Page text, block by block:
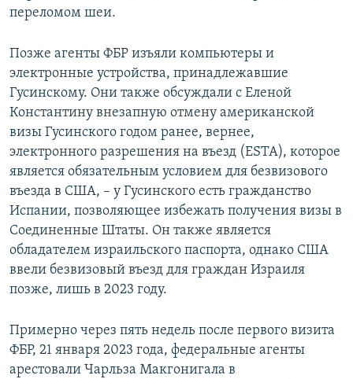
переломом шеи.
Позже агенты ФБР изъяли компьютеры и
электронные устройства, принадлежавшие
Гусинскому. Они также обсуждали с Еленой
Константину внезапную отмену американской
визы Гусинского годом ранее, вернее,
электронного разрешения на въезд (ESTA), которое
является обязательным условием для безвизового
въезда в США, – у Гусинского есть гражданство
Испании, позволяющее избежать получения визы в
Соединенные Штаты. Он также является
обладателем израильского паспорта, однако США
ввели безвизовый въезд для граждан Израиля
позже, лишь в 2023 году.
Примерно через пять недель после первого визита
ФБР, 21 января 2023 года, федеральные агенты
арестовали Чарльза Макгонигала в